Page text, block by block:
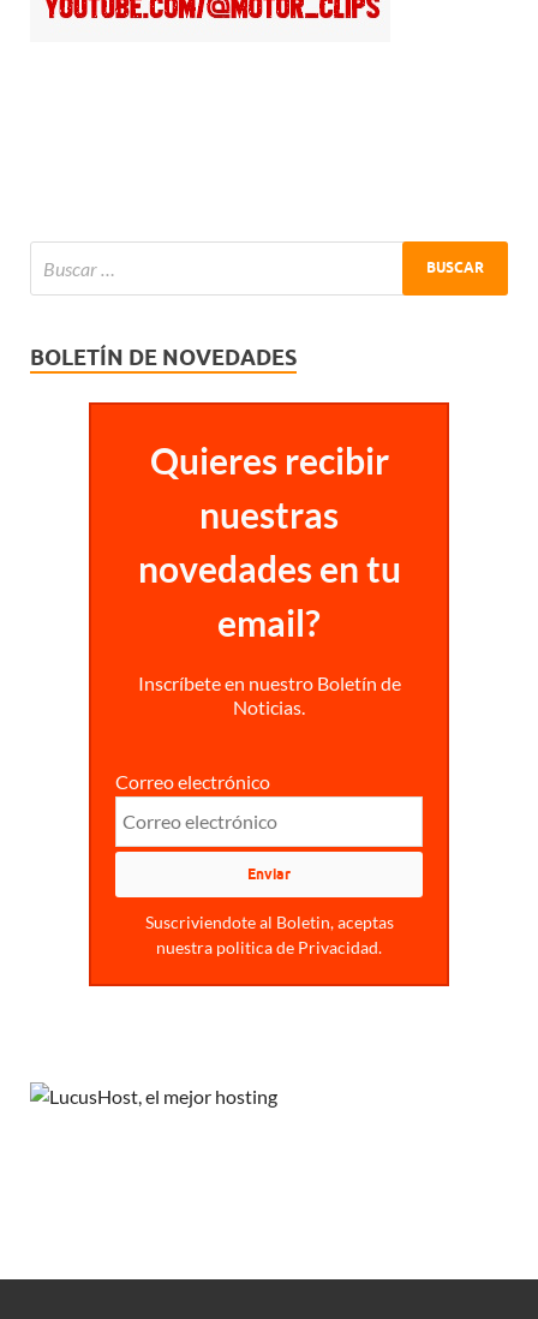
BOLETÍN DE NOVEDADES
Quieres recibir
nuestras
novedades en tu
email?
Inscríbete en nuestro Boletín de
Noticias.
Correo electrónico
Suscriviendote al Boletin, aceptas
nuestra politica de Privacidad.